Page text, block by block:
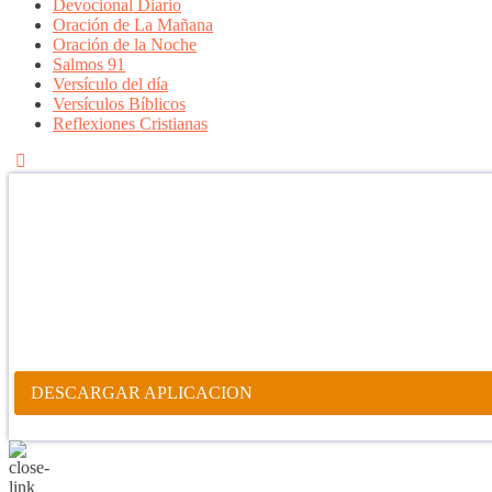
Devocional Diario
Oración de La Mañana
Oración de la Noche
Salmos 91
Versículo del día
Versículos Bíblicos
Reflexiones Cristianas
DESCARGAR APLICACION